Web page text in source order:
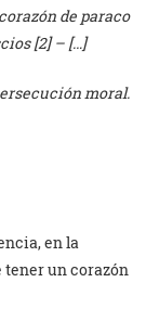
de paraco
[2] – […]
moral.
en la
tener un corazón